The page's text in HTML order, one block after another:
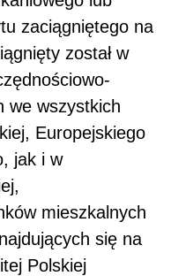
zaciągniętego na
został w
we wszystkich
Europejskiego
jak i w
mieszkalnych
się na
Polskiej